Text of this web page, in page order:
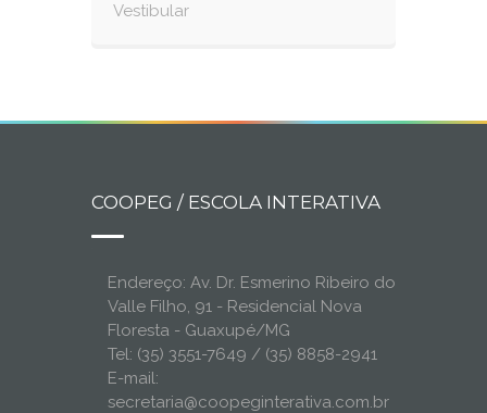
Vestibular
COOPEG / ESCOLA INTERATIVA
Endereço: Av. Dr. Esmerino Ribeiro do
Valle Filho, 91 - Residencial Nova
Floresta - Guaxupé/MG
Tel: (35) 3551-7649 / (35) 8858-2941
E-mail:
secretaria@coopeginterativa.com.br